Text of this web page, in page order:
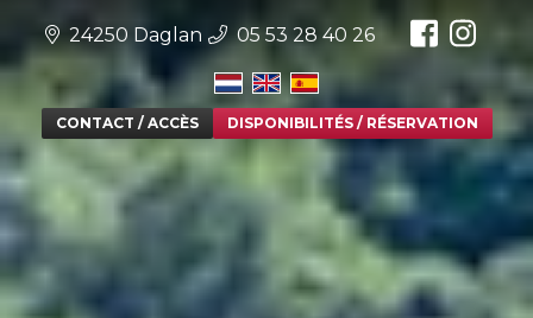
24250 Daglan 05 53 28 40 26 Facebook
CONTACT / ACCÈS DISPONIBILITÉS / RÉSERVATION